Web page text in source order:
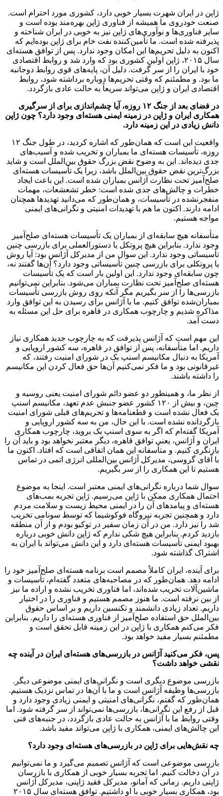
ژاپن در ایران شهرت بسیار خوبی دارد، کشوری مورد احترام است.
صنعت خودروی ما همیشه از فناوری ژاپن بهره‌مند بوده است و
سایر فناوری‌ها و نوآوری‌های ژاپن نیز به خوبی در ایران شناخته و
پذیرفته شده است. ما تأمین‌کننده نفت خام برای ژاپن بوده‌ایم که
اکنون به دلیل تحریم‌ها این امکان وجود ندارد. پس از توافق هسته‌ای
سال ۲۰۱۵، ژاپن اولین کشوری بود که وارد شد و روابط اقتصادی
خود با ایران را از سر گرفت. دلیل آن، پایه‌های قوی روابط دوجانبه
ما بود. و مطمئنم که وقتی تحریم‌ها دوباره برداشته شود، روابط
اقتصادی ایران و ژاپن می‌تواند سریعاً به حالت عادی بازگردد.
در فضای بعد از جنگ ۱۲ روزه، آیا چشم‌اندازی برای از سرگیری
همکاری ایران و ژاپن در زمینه ایمنی هسته‌ای وجود دارد؟ چون ژاپن
دانش زیادی در این زمینه دارد.
واقعیت این است که همان‌طور که اشاره کردید، در طول جنگ ۱۲
روزه، تأسیسات هسته‌ای ما بمباران و تخریب شده و آسیب‌های
جدی دیده‌اند. این به وضوح نقض بزرگ حقوق بین‌الملل است و شاید
بزرگ‌ترین نقض حقوق بین‌الملل باشد، زیرا یک تأسیسات هسته‌ای
صلح‌آمیز تحت نظارت آژانس بمباران شده است. این باعث ایجاد
خطرات و چالش‌های جدی شده است: خطر تشعشعات، مهمات
منفجرنشده در تأسیسات، و همان‌طور که می‌دانید تهدیدها همچنان
ادامه دارند. اکنون ما هم با تهدیدات امنیتی و نگرانی‌های ایمنی
مواجه هستیم.
متأسفانه هیچ سابقه‌ای از بمباران یک تأسیسات هسته‌ای صلح‌آمیز
وجود ندارد. بنابراین هیچ پروتکل یا دستورالعملی برای بازرسی چنین
تأسیساتی وجود ندارد. این سوال من از مدیرکل آژانس بود: آیا روش
یا پروتکلی برای بازرسی چنین تأسیساتی وجود دارد؟ آن‌ها گفتند نه،
چون سابقه‌ای وجود ندارد. این اولین بار است که یک تأسیسات
هسته‌ای صلح‌آمیز تحت نظارت بمباران می‌شود. بنابراین نمی‌توانیم
بازرسی‌ها را از سر بگیریم مگر آنکه روی روش بازرسی تأسیسات
بمباران‌شده توافق کنیم. ما با آژانس برای رسیدن به این توافق وارد
مذاکره شدیم و چارچوب همکاری در قاهره برای حل این مسئله به
دست آمد.
این مهم است که آژانس پذیرفت که به چارچوب جدید همکاری نیاز
داریم. اما متأسفانه، پس از توافق در قاهره، سه کشور اروپایی و
آمریکا به دنبال مکانیسم اسنپ بک در شورای امنیت رفتند، که
غیرقانونی بود و ما فکر نمی‌کنیم آن‌ها حق فعال کردن این مکانیسم
را داشته باشند.
از نظر ما، و همینطور دو عضو دائم شورای امنیت یعنی روسیه و
چین، و بیش از ۱۲۰ کشور عضو جنبش عدم تعهد، مکانیسم اسنپ
بک فعال نشده است و قطعنامه‌ها و تحریم‌های قبلی شورای امنیت
بازگردانده نشده است. با این حال، من به سه کشور اروپایی و
آمریکا گفته‌ام که اگر به سوی اسنپ بک بروید، چارچوب همکاری
ایران و آژانس، یعنی توافق قاهره، دیگر معتبر نخواهد بود و باید آن را
بازنگری کنیم. و متأسفانه این همان اتفاقی است که افتاد. اکنون ما
با آقای گروسی، مدیرکل آژانس بین‌المللی انرژی اتمی در تماس
هستیم تا این همکاری را از سر بگیریم.
سوال شما درباره نگرانی‌های ایمنی معتبر است. اینجا به موضوع
احتمال همکاری ممکن با ژاپن می‌رسیم. ژاپن تجربه بمب‌های
هسته‌ای و پیامدهای آن را در ایمنی محیط زیست و سلامت مردم
دارد و همچنین تجربه نیروگاه فوکوشیما که توسط سونامی تخریب
شد را نیز دارد. من در آن زمان سفیر در توکیو بودم و از آن منطقه
بازدید کردم. بنابراین هیچ شکی ندارم که ژاپن دانش خوبی درباره
بهبود ایمنی تأسیسات هسته‌ای دارد و این دانش می‌تواند با ایران به
اشتراک گذاشته شود.
برای آینده، ایران کاملاً مصمم است برنامه هسته‌ای صلح‌آمیز خود را
ادامه دهد. همان‌طور که در مصاحبه‌های متعدد گفته‌ام، تأسیسات و
ماشین‌آلات تخریب شده‌اند، اما فناوری تخریب نشده و اراده ما نیز
از بین نرفته است. ما هنوز مصمم هستیم و فناوری را در اختیار
داریم. تعداد زیادی دانشمند و تکنسین داریم و بر اساس حقوق
بین‌الملل حق استفاده صلح‌آمیز از فناوری هسته‌ای را داریم. بنابراین
فکر می‌کنم همکاری با ژاپن در این زمینه قابل تحقق است و
مطمئنم بسیار مفید خواهد بود.‌
پس، فکر می‌کنید آژانس در بازرسی‌های هسته‌ای ایران در آینده چه
نقشی خواهد داشت؟
بازرسی موضوع دیگری است و نگرانی‌های ایمنی موضوعی دیگر.
بازرسی‌ها وظیفه آژانس است و ما با آن‌ها در تماس نزدیک هستیم.
همان‌طور که گفتم، نگرانی‌های امنیتی و ایمنی زیادی وجود دارد و
قبل از رفع این نگرانی‌ها، بازرسی‌ها نمی‌تواند از سر گرفته شود. اما
وقتی روابط ما با آژانس به حالت عادی بازگردد، در جنبه‌های فنی
این چالش‌های ایمنی، همکاری با ژاپن می‌تواند مفید باشد.
چه نقش‌هایی برای ژاپن در بازرسی‌های هسته‌ای وجود دارد؟
بازرسی موضوعی است که آژانس تصمیم می‌گیرد و ما نمی‌توانیم
در آن دخالت کنیم. اما تجربه بسیار خوبی از همکاری با بازرسان
ژاپنی داریم. زمانی که آمانو، مدیرکل فقید ژاپنی، مدیرکل آژانس
بود، همکاری بسیار خوبی با او داشتیم. توافق هسته‌ای سال ۲۰۱۵